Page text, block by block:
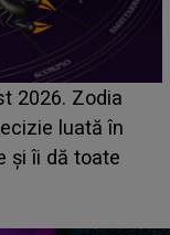
până
din Casa Iubirii
despre mama
pentru